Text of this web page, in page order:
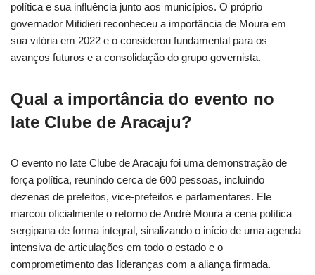
política e sua influência junto aos municípios. O próprio
governador Mitidieri reconheceu a importância de Moura em
sua vitória em 2022 e o considerou fundamental para os
avanços futuros e a consolidação do grupo governista.
Qual a importância do evento no
Iate Clube de Aracaju?
O evento no Iate Clube de Aracaju foi uma demonstração de
força política, reunindo cerca de 600 pessoas, incluindo
dezenas de prefeitos, vice-prefeitos e parlamentares. Ele
marcou oficialmente o retorno de André Moura à cena política
sergipana de forma integral, sinalizando o início de uma agenda
intensiva de articulações em todo o estado e o
comprometimento das lideranças com a aliança firmada.